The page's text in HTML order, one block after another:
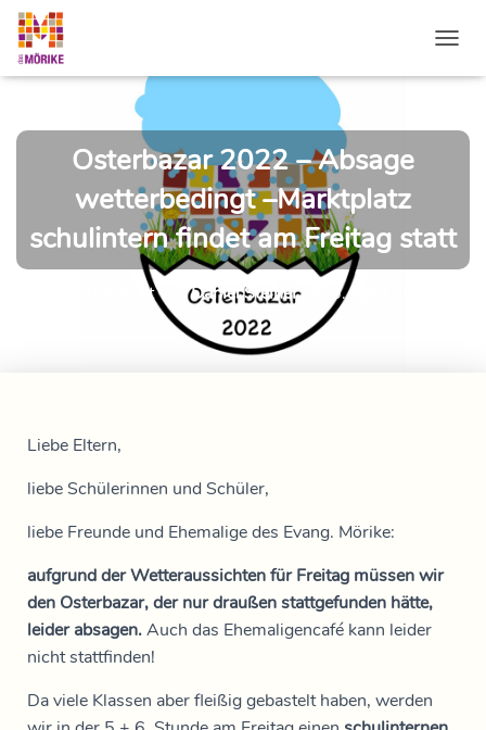
Osterbazar 2022 – Absage
wetterbedingt –Marktplatz
schulintern findet am Freitag statt
Veröffentlicht vonDaniel Steineram 6. April 2022
Liebe Eltern,
liebe Schülerinnen und Schüler,
liebe Freunde und Ehemalige des Evang. Mörike:
aufgrund der Wetteraussichten für Freitag müssen wir
den Osterbazar, der nur draußen stattgefunden hätte,
leider absagen.Auch das Ehemaligencafé kann leider
nicht stattfinden!
Da viele Klassen aber fleißig gebastelt haben, werden